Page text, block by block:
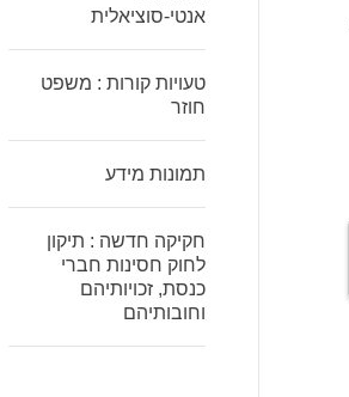
אנטי-סוציאלית
טעויות קורות : משפט
חוזר
תמונות מידע
חקיקה חדשה : תיקון
לחוק חסינות חברי
כנסת, זכויותיהם
וחובותיהם